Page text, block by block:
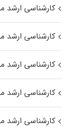
کارشناسی ارشد
کارشناسی ارشد
کارشناسی ارشد
کارشناسی ارشد
کارشناسی ارشد